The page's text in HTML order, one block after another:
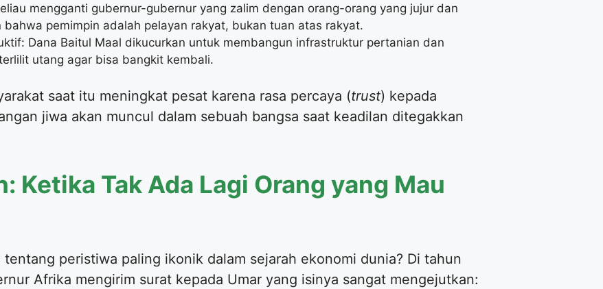
mengganti gubernur-gubernur yang zalim dengan orang-orang yang jujur dan
pemimpin adalah pelayan rakyat, bukan tuan atas rakyat.
Dana Baitul Maal dikucurkan untuk membangun infrastruktur pertanian dan
utang agar bisa bangkit kembali.
saat itu meningkat pesat karena rasa percaya (trust) kepada
jiwa akan muncul dalam sebuah bangsa saat keadilan ditegakkan
Ketika Tak Ada Lagi Orang yang Mau
peristiwa paling ikonik dalam sejarah ekonomi dunia? Di tahun
Afrika mengirim surat kepada Umar yang isinya sangat mengejutkan: